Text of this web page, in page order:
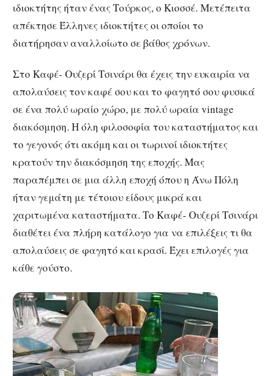
ιδιοκτήτης ήταν ένας Τούρκος, ο Κιοσσέ. Μετέπειτα
απέκτησε Έλληνες ιδιοκτήτες οι οποίοι το
διατήρησαν αναλλοίωτο σε βάθος χρόνων.
Στο Καφέ- Ουζερί Τσινάρι θα έχεις την ευκαιρία να
απολαύσεις τον καφέ σου και το φαγητό σου φυσικά
σε ένα πολύ ωραίο χώρο, με πολύ ωραία vintage
διακόσμηση. Η όλη φιλοσοφία του καταστήματος και
το γεγονός ότι ακόμη και οι τωρινοί ιδιοκτήτες
κρατούν την διακόσμηση της εποχής. Μας
παραπέμπει σε μια άλλη εποχή όπου η Άνω Πόλη
ήταν γεμάτη με τέτοιου είδους μικρά και
χαριτωμένα καταστήματα. Το Καφέ- Ουζερί Τσινάρι
διαθέτει ένα πλήρη κατάλογο για να επιλέξεις τι θα
απολαύσεις σε φαγητό και κρασί. Έχει επιλογές για
κάθε γούστο.